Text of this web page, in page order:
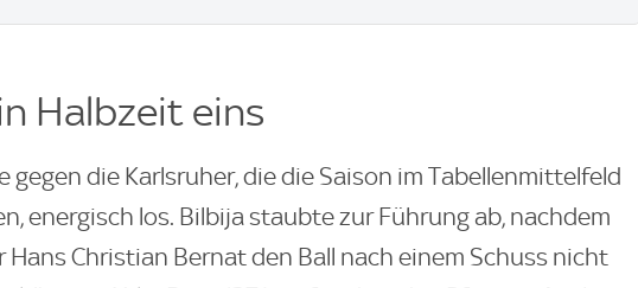
Halbzeit eins
gegen die Karlsruher, die die Saison im Tabellenmittelfeld
energisch los. Bilbija staubte zur Führung ab, nachdem
Christian Bernat den Ball nach einem Schuss nicht